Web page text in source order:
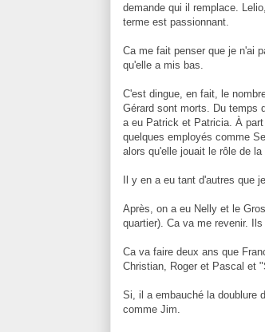
demande qui il remplace.
terme est passionnant.
Ca me fait penser que je n'ai
qu'elle a mis bas.
C'est dingue, en fait, le
Gérard sont morts. Du temps
a eu Patrick et Patricia. À
quelques employés comme
alors qu'elle jouait le rôle de
Il y en a eu tant d'autres que
Après, on a eu Nelly et le
quartier). Ca va me revenir.
Ca va faire deux ans que
Christian, Roger et Pascal et
Si, il a embauché la doublure
comme Jim.